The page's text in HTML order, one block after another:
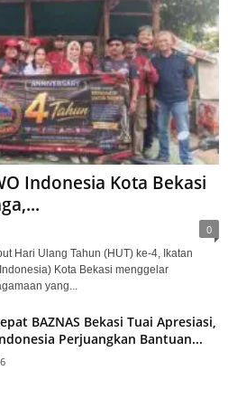
Indonesia Kota Bekasi
0
Hari Ulang Tahun (HUT) ke-4, Ikatan
Kota Bekasi menggelar
yang...
BAZNAS Bekasi Tuai Apresiasi,
Perjuangkan Bantuan...